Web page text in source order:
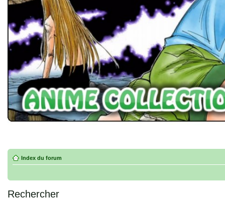
Index du forum
Rechercher